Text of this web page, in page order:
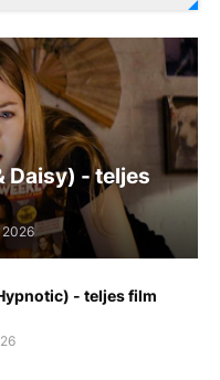
Daisy) - teljes
2026
- teljes film